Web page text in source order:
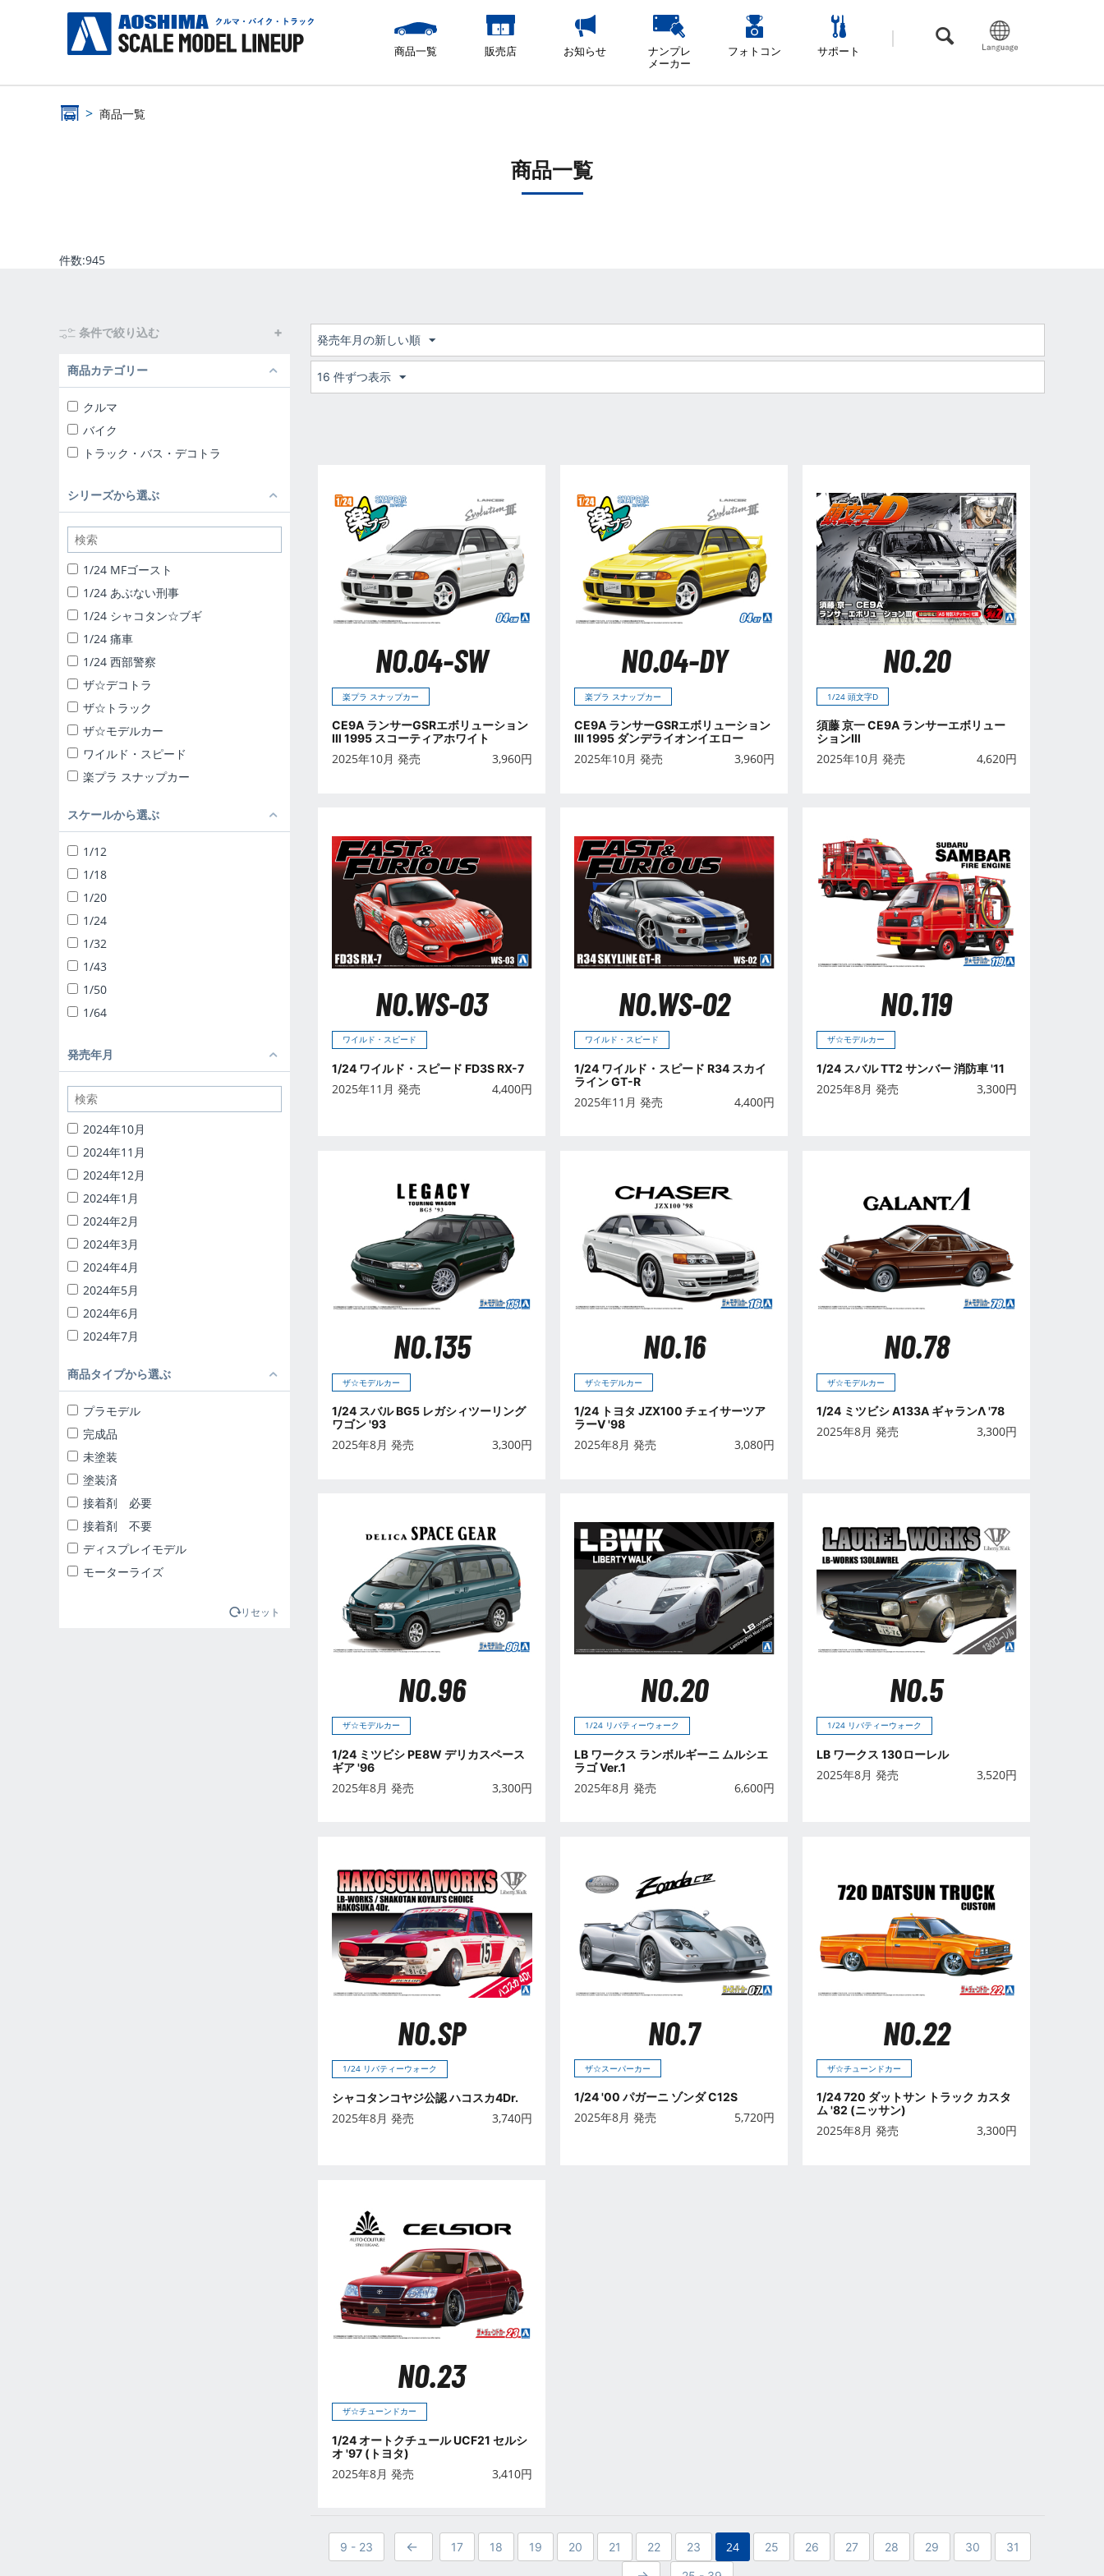
商品一覧 販売店 お知らせ
ナンプレ
メーカー
フォトコン サポート
商品一覧
商品一覧
件数:945
条件で絞り込む
商品カテゴリー
クルマ
バイク
トラック・バス・デコトラ
シリーズから選ぶ
1/24 MFゴースト
1/24 あぶない刑事
1/24 シャコタン☆ブギ
1/24 痛車
1/24 西部警察
ザ☆デコトラ
ザ☆トラック
ザ☆モデルカー
ワイルド・スピード
楽プラ スナップカー
ザ☆チューンドカー
ザ☆スナップキット
ザ☆スーパーカー
1/24 リバティーウォーク
ザ☆チューンドパーツ
ザ☆バイク
1/12 完成品バイク
1/32 トラック野郎
1/32 バリューデコトラ
ザ☆デコトラパーツ
1/64 ミニデコNEXT
1/24 移動販売
1/32 RCトラック野郎
1/24 頭文字D
バック・トゥ・ザ・フューチャー
ナイトライダー
1/24 ディテールアップパーツ
ブラインドトイ
カプセルトイ
ザ☆ミニカー 1/18
ザ☆ミニカー 1/43
スケールから選ぶ
1/12
1/18
1/20
1/24
1/32
1/43
1/50
1/64
発売年月
2024年10月
2024年11月
2024年12月
2024年1月
2024年2月
2024年3月
2024年4月
2024年5月
2024年6月
2024年7月
2024年9月
2025年10月
2025年11月
2025年12月
2025年1月
2025年2月
2025年3月
2025年4月
2025年5月
商品タイプから選ぶ
プラモデル
完成品
未塗装
塗装済
接着剤 必要
接着剤 不要
ディスプレイモデル
モーターライズ
リセット
発売年月の新しい順
16 件ずつ表示
NO.04-SW
楽プラ スナップカー
CE9A ランサーGSRエボリューション
Ⅲ 1995 スコーティアホワイト
2025年10月 発売 3,960円
NO.04-DY
楽プラ スナップカー
CE9A ランサーGSRエボリューション
Ⅲ 1995 ダンデライオンイエロー
2025年10月 発売 3,960円
NO.20
1/24 頭文字D
須藤 京一 CE9A ランサーエボリュー
ションⅢ
2025年10月 発売 4,620円
NO.WS-03
ワイルド・スピード
1/24 ワイルド・スピード FD3S RX-7
2025年11月 発売 4,400円
NO.WS-02
ワイルド・スピード
1/24 ワイルド・スピード R34 スカイ
ライン GT-R
2025年11月 発売 4,400円
NO.119
ザ☆モデルカー
1/24 スバル TT2 サンバー 消防車 '11
2025年8月 発売 3,300円
NO.135
ザ☆モデルカー
1/24 スバル BG5 レガシィツーリング
ワゴン '93
2025年8月 発売 3,300円
NO.16
ザ☆モデルカー
1/24 トヨタ JZX100 チェイサーツア
ラーV '98
2025年8月 発売 3,080円
NO.78
ザ☆モデルカー
1/24 ミツビシ A133A ギャランΛ '78
2025年8月 発売 3,300円
NO.96
ザ☆モデルカー
1/24 ミツビシ PE8W デリカスペース
ギア '96
2025年8月 発売 3,300円
NO.20
1/24 リバティーウォーク
LB ワークス ランボルギーニ ムルシエ
ラゴ Ver.1
2025年8月 発売 6,600円
NO.5
1/24 リバティーウォーク
LB ワークス 130ローレル
2025年8月 発売 3,520円
NO.SP
1/24 リバティーウォーク
シャコタンコヤジ公認 ハコスカ4Dr.
2025年8月 発売 3,740円
NO.7
ザ☆スーパーカー
1/24 '00 パガーニ ゾンダ C12S
2025年8月 発売 5,720円
NO.22
ザ☆チューンドカー
1/24 720 ダットサン トラック カスタ
ム '82 (ニッサン)
2025年8月 発売 3,300円
NO.23
ザ☆チューンドカー
1/24 オートクチュール UCF21 セルシ
オ '97 (トヨタ)
2025年8月 発売 3,410円
9 - 23 17 18 19 20 21 22 23 24 25 26 27 28 29 30 31